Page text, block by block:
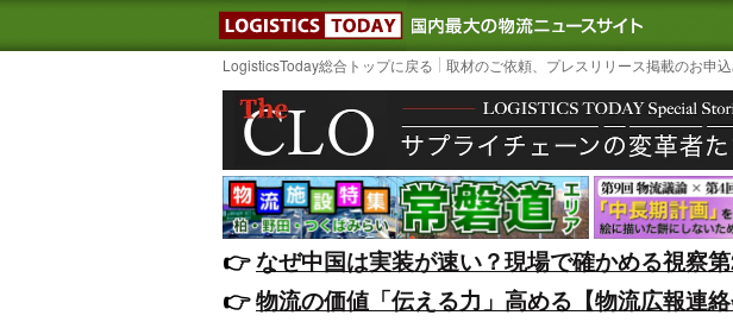
LOGISTICS TODAY｜国内最大の物流
LogisticsToday総合トップに戻る 取材のご依頼、プレスリリース掲載のお申
👉️なぜ中国は実装が速い？現場で確かめる視察
👉️物流の価値「伝える力」高める【物流広報連